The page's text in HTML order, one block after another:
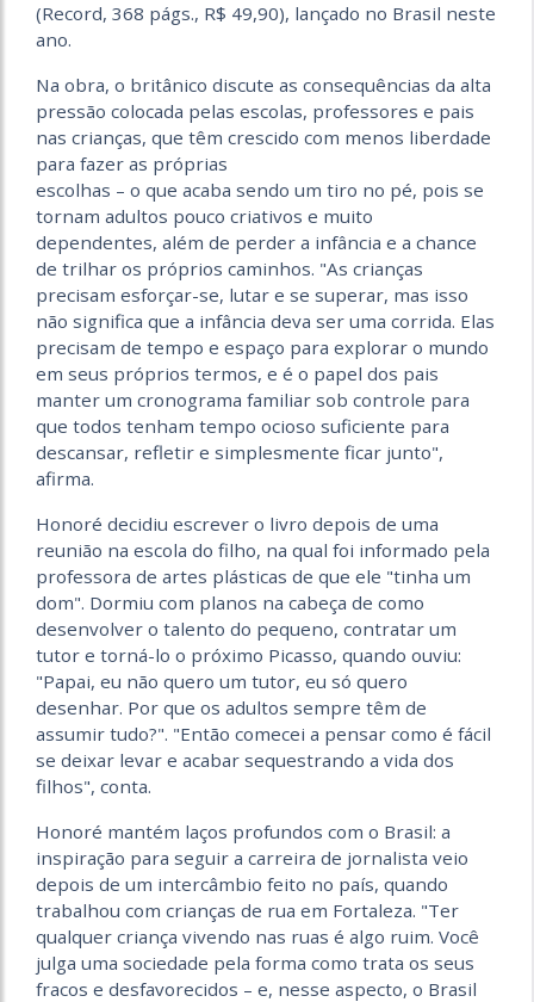
(Record, 368 págs., R$ 49,90), lançado no Brasil neste
ano.
Na obra, o britânico discute as consequências da alta
pressão colocada pelas escolas, professores e pais
nas crianças, que têm crescido com menos liberdade
para fazer as próprias
escolhas – o que acaba sendo um tiro no pé, pois se
tornam adultos pouco criativos e muito
dependentes, além de perder a infância e a chance
de trilhar os próprios caminhos. "As crianças
precisam esforçar-se, lutar e se superar, mas isso
não significa que a infância deva ser uma corrida. Elas
precisam de tempo e espaço para explorar o mundo
em seus próprios termos, e é o papel dos pais
manter um cronograma familiar sob controle para
que todos tenham tempo ocioso suficiente para
descansar, refletir e simplesmente ficar junto",
afirma.
Honoré decidiu escrever o livro depois de uma
reunião na escola do filho, na qual foi informado pela
professora de artes plásticas de que ele "tinha um
dom". Dormiu com planos na cabeça de como
desenvolver o talento do pequeno, contratar um
tutor e torná-lo o próximo Picasso, quando ouviu:
"Papai, eu não quero um tutor, eu só quero
desenhar. Por que os adultos sempre têm de
assumir tudo?". "Então comecei a pensar como é fácil
se deixar levar e acabar sequestrando a vida dos
filhos", conta.
Honoré mantém laços profundos com o Brasil: a
inspiração para seguir a carreira de jornalista veio
depois de um intercâmbio feito no país, quando
trabalhou com crianças de rua em Fortaleza. "Ter
qualquer criança vivendo nas ruas é algo ruim. Você
julga uma sociedade pela forma como trata os seus
fracos e desfavorecidos – e, nesse aspecto, o Brasil